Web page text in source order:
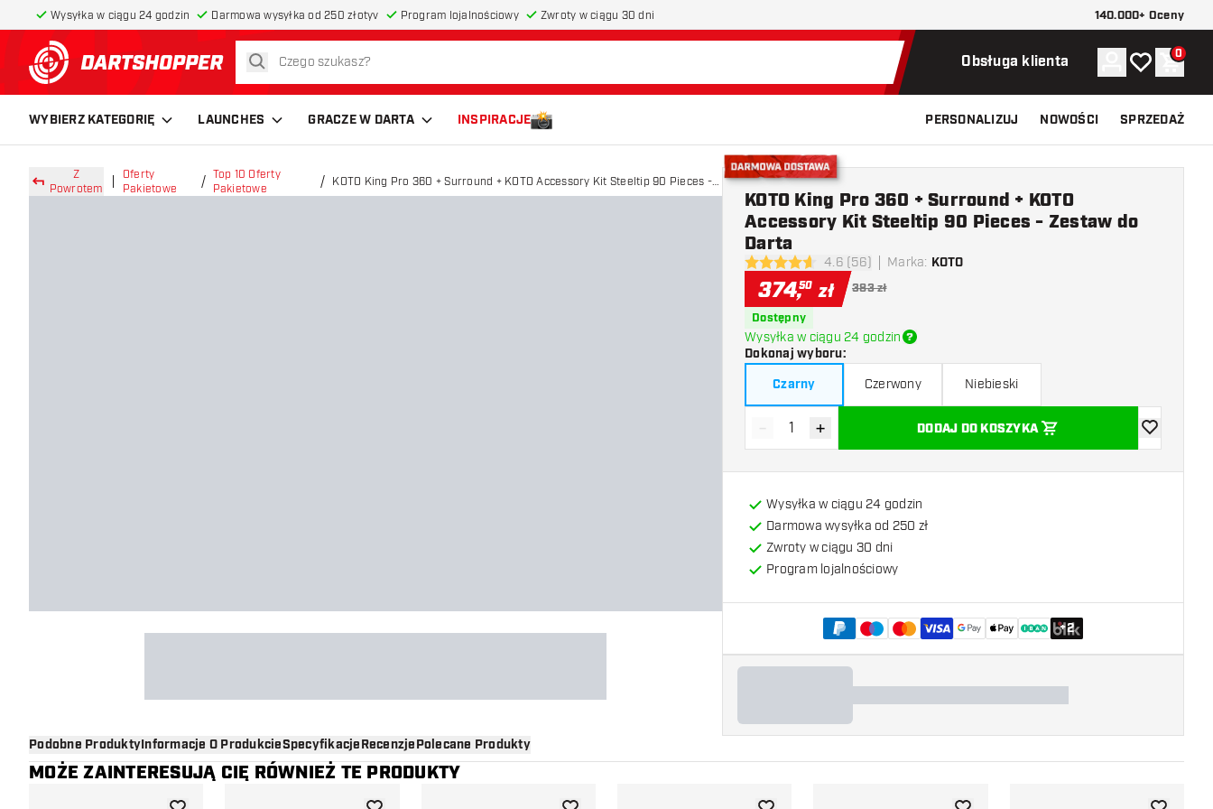
Wysyłka w ciągu 24 godzin Darmowa wysyłka od 250 złotyv Program lojalnościowy Zwroty w ciągu 30 dni 140.000+ Oceny
powrót do strony głównej
szukaj Obsługa klienta Konto
Moja listaKoszyk
0
WYBIERZ KATEGORIĘ LAUNCHES GRACZE W DARTA INSPIRACJE PERSONALIZUJ NOWOŚCI SPRZEDAŻ
Z
Powrotem
Oferty
Pakietowe
Top 10 Oferty
Pakietowe
KOTO King Pro 360 + Surround + KOTO Accessory Kit Steeltip 90 Pieces -
Zestaw Do Darta
Darmowa dostawa
4.6 gwiazdki oceny
4.6 (56) Marka: KOTO
KOTO King Pro 360 + Surround + KOTO
Accessory Kit Steeltip 90 Pieces - Zestaw do
Darta
374,50 zł
383 zł
Dostępny
Wysyłka w ciągu 24 godzin
Dokonaj wyboru:
Czarny
Czerwony Niebieski
Zmniejsz ilość
- Zwiększ ilość
+ DODAJ DO KOSZYKA
dodaj do
Wysyłka w ciągu 24 godzin
Darmowa wysyłka od 250 zł
Zwroty w ciągu 30 dni
Program lojalnościowy
+2
Podobne ProduktyInformacje O ProdukcieSpecyfikacjeRecenzjePolecane Produkty
MOŻE ZAINTERESUJĄ CIĘ RÓWNIEŻ TE PRODUKTY